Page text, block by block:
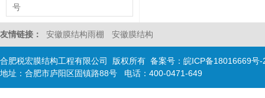
号
友情链接： 安徽膜结构雨棚 安徽膜结构
合肥税宏膜结构工程有限公司 版权所有 备案号： 皖ICP备18016669号-
地址：合肥市庐阳区固镇路88号 电话：400-0471-649